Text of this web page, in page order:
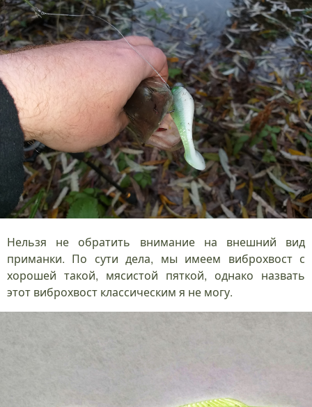
Нельзя не обратить внимание на внешний вид
приманки. По сути дела, мы имеем виброхвост с
хорошей такой, мясистой пяткой, однако назвать
этот виброхвост классическим я не могу.